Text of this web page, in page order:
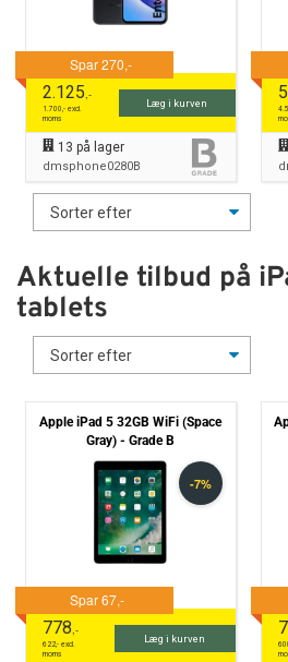
2.125,-
1.700,- excl.
moms
Læg i kurven
13 på lager
dmsphone0280B
Aktuelle tilbud på
tablets
Apple iPad 5 32GB WiFi (Space
Gray) - Grade B
778,-
622,- excl.
moms
Læg i kurven